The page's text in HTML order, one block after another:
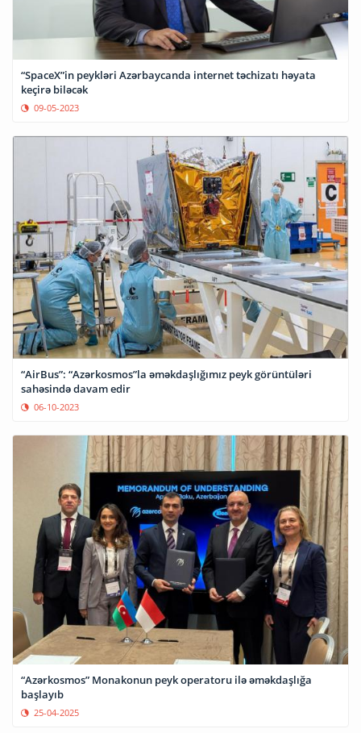
“SpaceX”in peykləri Azərbaycanda internet təchizatı həyata
keçirə biləcək
09-05-2023
“AirBus”: “Azərkosmos”la əməkdaşlığımız peyk görüntüləri
sahəsində davam edir
06-10-2023
“Azərkosmos” Monakonun peyk operatoru ilə əməkdaşlığa
başlayıb
25-04-2025